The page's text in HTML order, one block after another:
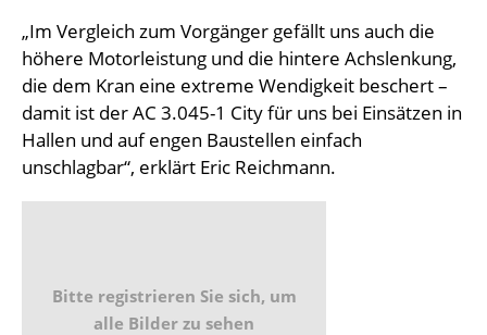
„Im Vergleich zum Vorgänger gefällt uns auch die
höhere Motorleistung und die hintere Achslenkung,
die dem Kran eine extreme Wendigkeit beschert –
damit ist der AC 3.045-1 City für uns bei Einsätzen in
Hallen und auf engen Baustellen einfach
unschlagbar“, erklärt Eric Reichmann.
Bitte registrieren Sie sich, um
alle Bilder zu sehen